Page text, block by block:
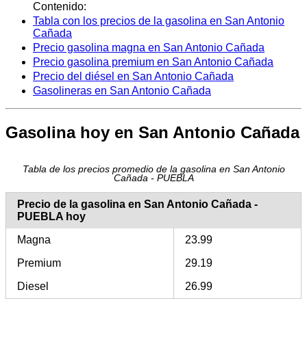
Contenido:
Tabla con los precios de la gasolina en San Antonio
Cañada
Precio gasolina magna en San Antonio Cañada
Precio gasolina premium en San Antonio Cañada
Precio del diésel en San Antonio Cañada
Gasolineras en San Antonio Cañada
Gasolina hoy en San Antonio Cañada
Tabla de los precios promedio de la gasolina en San Antonio
Cañada - PUEBLA
Precio de la gasolina en San Antonio Cañada -
PUEBLA hoy
Magna
23.99
Premium
29.19
Diesel
26.99